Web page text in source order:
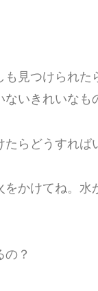
も見つけられ
いきれいなも
たらどうすれば
をかけてね。
の？